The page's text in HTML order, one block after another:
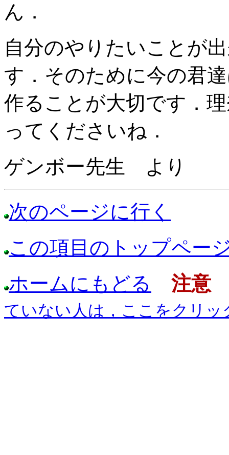
ん．
自分のやりたいことが
す．そのために今の君
作ることが大切です．
ってくださいね．
ゲンボー先生 より
次のページに行く
この項目のトップペー
ホームにもどる
注意
ていない人は，ここをクリ